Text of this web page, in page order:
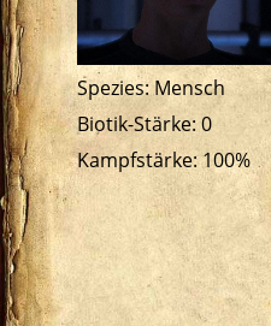
Spezies: Mensch
Biotik-Stärke: 0
Kampfstärke: 100%